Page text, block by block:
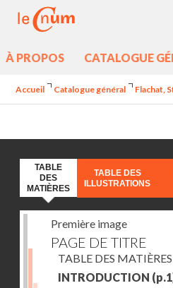
À PROPOS CATALOGUE
Accueil Catalogue général Flachat,
TABLE
DES
MATIÈRES
TABLE DES
ILLUSTRATIONS
Première image
PAGE DE TITRE
TABLE DES
INTRODUCTION